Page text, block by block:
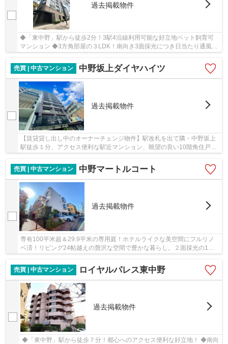
過去掲載物件
◆「東中野」駅から徒歩2分！3駅4沿線利用可能な好立地ペット飼育可
マンション ◆3方角部屋の３LDK！南向き3面採光につき日当たり通風良
売買 | 中古マンション
中野坂上ダイヤハイツ
過去掲載物件
【賃貸貸し出し中のオーナーチェンジ物件】駅改札を出て隣・中野坂上
駅徒歩１分、アクセス便利な駅近マンション、眺望の良い10階角住戸。
売買 | 中古マンション
中野マートルコート
過去掲載物件
専有100平米超＆29.9平米の専用庭！ホテルライクな美空間にフルリノ
ベ済！リビング24帖越えの贅沢な空間で豊かな暮らし。２面採光の1階
売買 | 中古マンション
ロイヤルパレス東中野
過去掲載物件
◆「東中野」駅から徒歩７分！都心へのアクセス便利な好立地！ ◆南向